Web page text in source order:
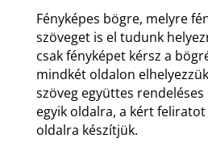
Fényképes bögre, melyre
szöveget is el tudunk
csak fényképet kérsz a
mindkét oldalon
szöveg együttes rendeléses
egyik oldalra, a kért
oldalra készítjük.